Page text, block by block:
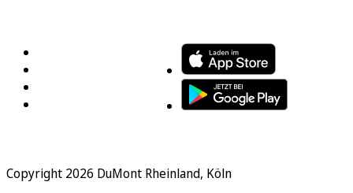
Copyright 2026 DuMont Rheinland, Köln